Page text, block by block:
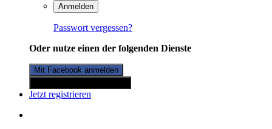
Anmelden
Passwort vergessen?
Oder nutze einen der folgenden Dienste
Mit Facebook anmelden
Jetzt registrieren